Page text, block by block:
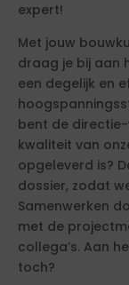
expert!
Met jouw
draag je bij aan
een degelijk en
bent de
kwaliteit van
opgeleverd is?
dossier, zodat
Samenwerken
met de
collega’s. Aan
toch?